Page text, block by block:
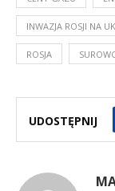
INWAZJA ROSJI NA
ROSJA
UDOSTĘPNIJ